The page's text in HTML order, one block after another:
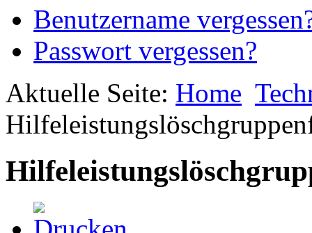
Benutzername
Passwort vergessen?
Aktuelle Seite: Home